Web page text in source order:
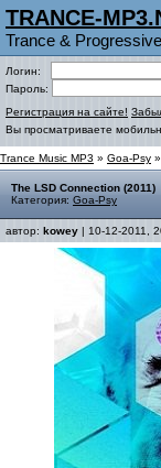
TRANCE-
Trance &
Логин:
Пароль:
Регистрация на сайте!
Вы просматриваете
Trance Music MP3 » Goa-Psy
The LSD Connection (2011)
Категория: Goa-Psy
автор: kowey | 10-12-2011,